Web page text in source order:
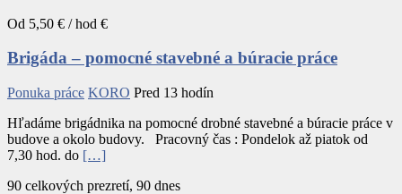
Od 5,50 € / hod €
Brigáda – pomocné stavebné a búracie práce
Ponuka práce KORO Pred 13 hodín
Hľadáme brigádnika na pomocné drobné stavebné a búracie práce v
budove a okolo budovy. Pracovný čas : Pondelok až piatok od
7,30 hod. do […]
90 celkových prezretí, 90 dnes